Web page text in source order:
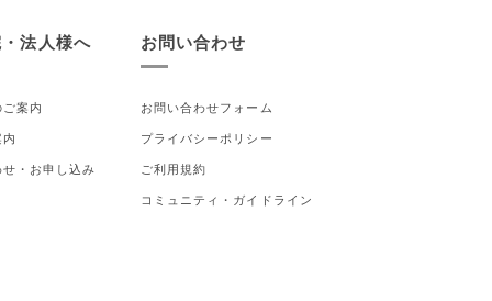
法人様へ
案内
・お申し込み
お問い合わせ
お問い合わせフォーム
プライバシーポリシー
ご利用規約
コミュニティ・ガイドライン